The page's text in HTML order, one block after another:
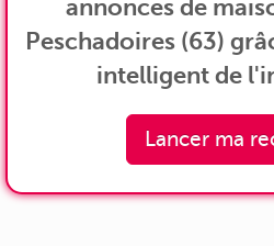
annonces de
Peschadoires (63)
intelligent de
Lancer ma